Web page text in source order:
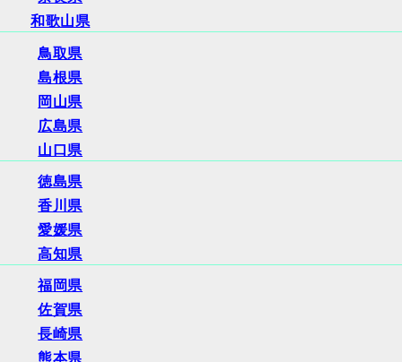
和歌山県
鳥取県
島根県
岡山県
広島県
山口県
徳島県
香川県
愛媛県
高知県
福岡県
佐賀県
長崎県
熊本県